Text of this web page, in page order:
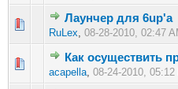
Лаунчер для 6up'а
RuLex, 08-28-2010, 02:47
0 голос(ов) - 0 из 5 в
123 45
Как осуществить
acapella, 08-24-2010, 05:12
0 голос(ов) - 0 из 5 в
12345